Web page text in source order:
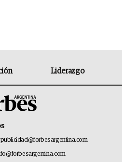
Liderazgo
publicidad@forbesargentina.com